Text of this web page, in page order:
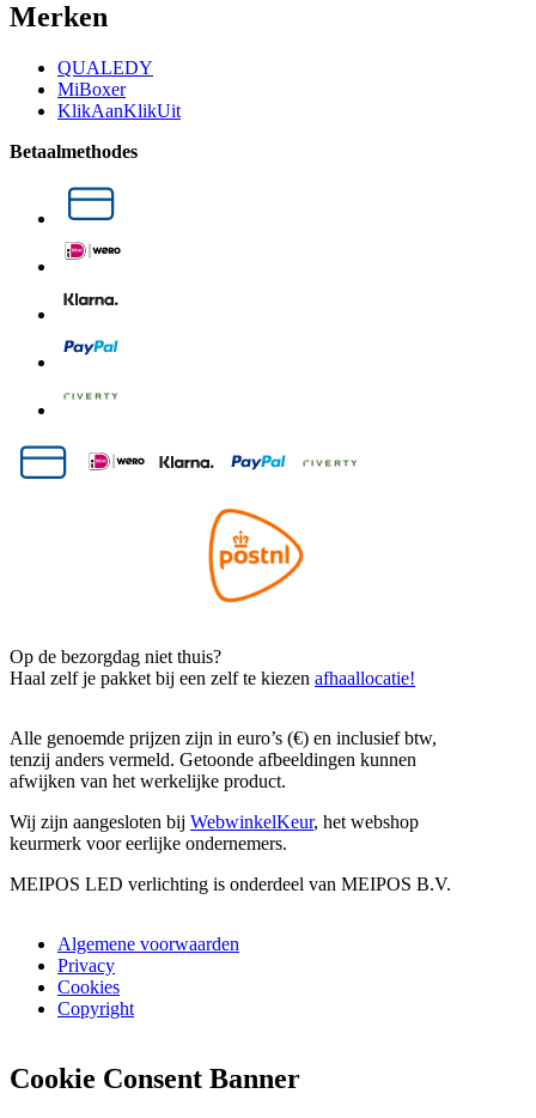
Merken
QUALEDY
MiBoxer
KlikAanKlikUit
Betaalmethodes
Op de bezorgdag niet thuis?
Haal zelf je pakket bij een zelf te kiezen afhaallocatie!
Alle genoemde prijzen zijn in euro’s (€) en inclusief btw,
tenzij anders vermeld. Getoonde afbeeldingen kunnen
afwijken van het werkelijke product.
Wij zijn aangesloten bij WebwinkelKeur, het webshop
keurmerk voor eerlijke ondernemers.
MEIPOS LED verlichting is onderdeel van MEIPOS B.V.
Algemene voorwaarden
Privacy
Cookies
Copyright
Cookie Consent Banner